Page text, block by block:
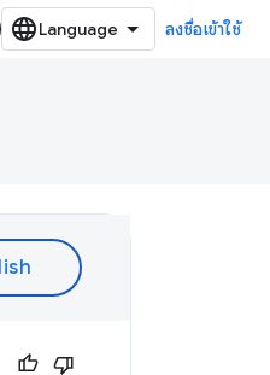
ลงชื่อเข้าใช้